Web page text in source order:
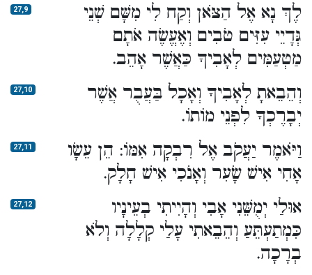
27,9
לֶךְ נָא אֶל הַצֹּאן וְקַח לִי מִשָּׁם שְׁנֵי
גְּדָיֵי עִזִּים טֹבִים וְאֶעֱשֶׂה אֹתָם
מַטְעַמִּים לְאָבִיךָ כַּאֲשֶׁר אָהֵב.
27,10
וְהֵבֵאתָ לְאָבִיךָ וְאָכָל בַּעֲבֻר אֲשֶׁר
יְבָרֶכְךָ לִפְנֵי מוֹתוֹ.
27,11
וַיֹּאמֶר יַעֲקֹב אֶל רִבְקָה אִמּוֹ: הֵן עֵשָׂו
אָחִי אִישׁ שָׂעִר וְאָנֹכִי אִישׁ חָלָק.
27,12
אוּלַי יְמֻשֵּׁנִי אָבִי וְהָיִיתִי בְעֵינָיו
כִּמְתַעְתֵּעַ וְהֵבֵאתִי עָלַי קְלָלָה וְלֹא
בְרָכָה.